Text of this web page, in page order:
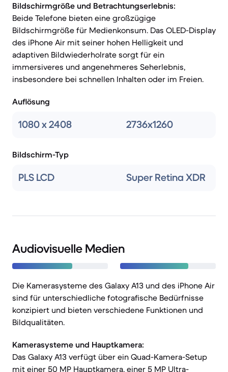
Bildschirmgröße und Betrachtungserlebnis:
Beide Telefone bieten eine großzügige
Bildschirmgröße für Medienkonsum. Das OLED-Display
des iPhone Air mit seiner hohen Helligkeit und
adaptiven Bildwiederholrate sorgt für ein
immersiveres und angenehmeres Seherlebnis,
insbesondere bei schnellen Inhalten oder im Freien.
Auflösung
1080 x 2408 2736x1260
Bildschirm-Typ
PLS LCD Super Retina XDR
Audiovisuelle Medien
Die Kamerasysteme des Galaxy A13 und des iPhone Air
sind für unterschiedliche fotografische Bedürfnisse
konzipiert und bieten verschiedene Funktionen und
Bildqualitäten.
Kamerasysteme und Hauptkamera:
Das Galaxy A13 verfügt über ein Quad-Kamera-Setup
mit einer 50 MP Hauptkamera, einer 5 MP Ultra-